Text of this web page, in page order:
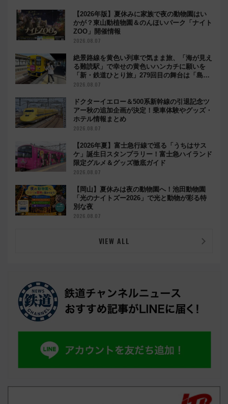
【2026年版】夏休みに家族で夜の動物園はい
かが？東山動植物園＆のんほいパーク「ナイト
ZOO」開催情報
2026.08.07
絶景路線を黄色い列車で気まま旅、「海が見え
る難読駅」で幸せの黄色いハンカチに願いを
「新・鉄道ひとり旅」279回目の舞台は「島原
鉄道」
2026.08.07
ドクターイエロー＆500系新幹線の引退記念ツ
アー秋の追加企画が決定！乗車体験やグッズ・
ホテル情報まとめ
2026.08.07
【2026年夏】富士急行線で巡る「うちはサス
ケ」誕生日スタンプラリー！富士急ハイランド
限定グルメ＆グッズ徹底ガイド
2026.08.07
【岡山】夏休みは夜の動物園へ！池田動物園
「光のナイトズー2026」で光と動物が彩る特
別な夜
2026.08.07
VIEW ALL